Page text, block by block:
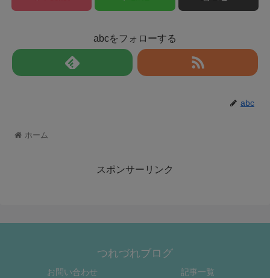
abcをフォローする
abc
ホーム
スポンサーリンク
つれづれブログ
お問い合わせ 記事一覧